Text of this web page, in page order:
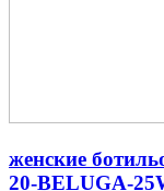
женские
20-BELUGA-